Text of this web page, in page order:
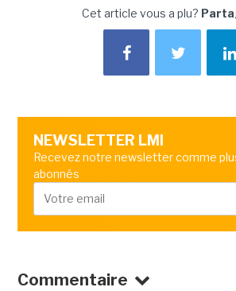
Cet article vous a plu?
NEWSLETTER LMI
Recevez notre newsletter comme
abonnés
Commentaire